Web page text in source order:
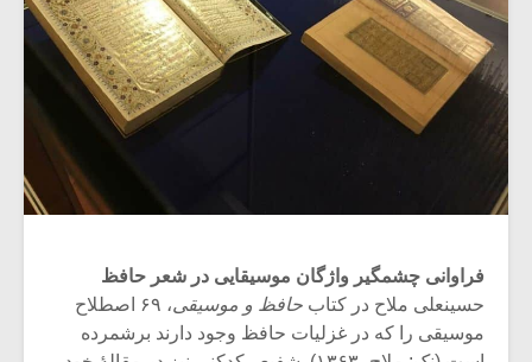
فراوانی چشمگیر واژگان موسیقایی در شعر حافظ
حسینعلی ملاح در کتاب حافظ و موسیقی
، ۶۹ اصطلاح
موسیقی را که در غزلیات حافظ وجود دارند برشمرده